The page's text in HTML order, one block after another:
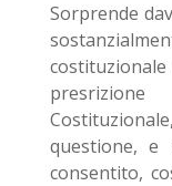
Sorprende
questione,
consentito,